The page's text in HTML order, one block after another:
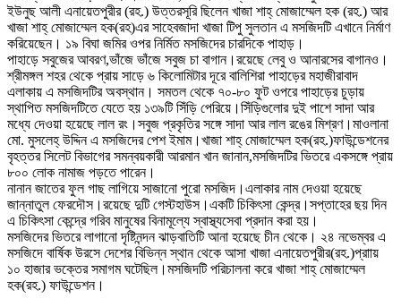
ইউনুছ আলী এনায়েতপুরীর (রহ.) উত্তরসূরি ছিলেন খাজা শাহ্ মোজাম্মেল হক (রহ.) আর
খাজা শাহ্ মোজাম্মেল হক(রহ)এর সাহেবজাদা খাজা টিপু সুলতান এ মসজিদটি এখানে নির্মাণ
করিয়েছেন। ১৯ বিঘা জমির ওপর নির্মিত মসজিদের চারদিকে পাহাড়।
পাহাড়ে সবুজের আবরণ,ভাঁজে ভাঁজে সবুজ চা বাগান।রয়েছে লেবু ও আনারসের বাগানও।
শ্রীমঙ্গল শহর থেকে প্রায় সাড়ে ৬ কিলোমিটার দূরে বালিশিরা পাহাড়ের মহাজীরাবাদ
এলাকায় এ মসজিদটির অবস্থান। সমতল থেকে ৭০-৮০ ফুট ওপরে পাহাড়ের চুড়ায়
স্থাপিত মসজিদটিতে যেতে হয় ১৩৯টি সিঁড়ি পেরিয়ে।সিঁড়িগুলোর দুই পাশে সাদা আর
মধ্যে দেওয়া হয়েছে লাল রং।সবুজ প্রকৃতির সঙ্গে সাদা আর লাল রঙের মিশ্রণ।মাওলানা
মো. মুসলেহ্ উদ্দিন এ মসজিদের পেশ ইমাম।খাজা শাহ্ মোজাম্মেল হক(রহ.)ফাউন্ডেশনের
বৃহত্তর সিলেট বিভাগের সমন্বয়কারী আরমান খান জানান,মসজিদটির ভিতরে একসঙ্গে প্রায়
৮০০ লোক নামাজ পড়তে পারেন।
নানান জাতের ফুল গাছ লাগিয়ে সাজানো পুরো মসজিদ।এলাকার নাম দেওয়া হয়েছে
জান্নাতুল ফেরদৌস।রয়েছে দুটি গেস্টহাউস।একটি চিকিৎসা কেন্দ্র।সপ্তাহের ছয় দিন
এ চিকিৎসা কেন্দ্রে গরিব মানুষের বিনামূল্যে স্বাস্থ্যসেবা প্রদান করা হয়।
মসজিদের ভিতরে লাগানো দৃষ্টিনন্দন ঝাড়বাতিটি আনা হয়েছে চীন থেকে। ২৪ নভেম্বর এ
মসজিদে বার্ষিক উরসে দেশের বিভিন্ন স্থান থেকে আসা খাজা এনায়েতপুরীর(রহ.)প্রাায়
১০ হাজার ভক্তের সমাগম ঘটেছিল।মসজিদটি পরিচালনা করে খাজা শাহ্ মোজাম্মেল
হক(রহ.) ফাউন্ডেশন।